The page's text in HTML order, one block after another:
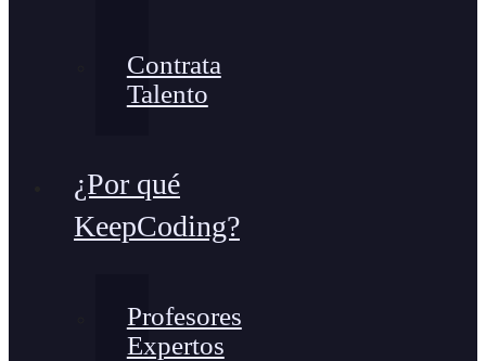
Contrata
Talento
¿Por qué
KeepCoding?
Profesores
Expertos